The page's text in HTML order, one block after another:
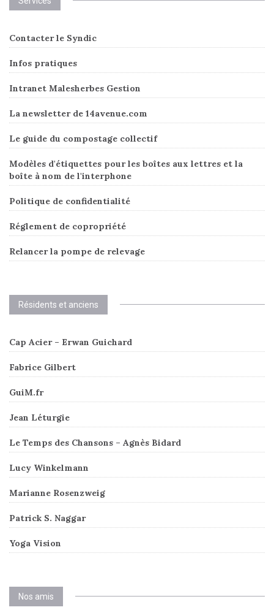
Contacter le Syndic
Infos pratiques
Intranet Malesherbes Gestion
La newsletter de 14avenue.com
Le guide du compostage collectif
Modèles d'étiquettes pour les boîtes aux lettres et la
boîte à nom de l'interphone
Politique de confidentialité
Réglement de copropriété
Relancer la pompe de relevage
Résidents et anciens
Cap Acier – Erwan Guichard
Fabrice Gilbert
GuiM.fr
Jean Léturgie
Le Temps des Chansons – Agnès Bidard
Lucy Winkelmann
Marianne Rosenzweig
Patrick S. Naggar
Yoga Vision
Nos amis